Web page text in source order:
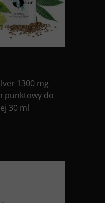
1300 mg
punktowy do
30 ml